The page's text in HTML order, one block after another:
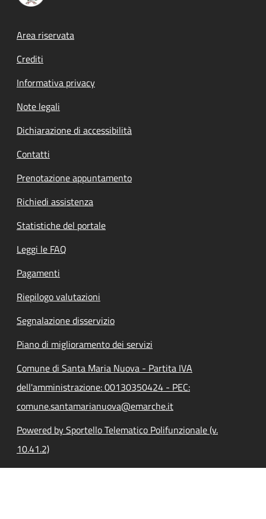
Footer menu
Area riservata
Crediti
Informativa privacy
Note legali
Dichiarazione di accessibilità
Contatti
Prenotazione appuntamento
Richiedi assistenza
Statistiche del portale
Leggi le FAQ
Pagamenti
Riepilogo valutazioni
Segnalazione disservizio
Piano di miglioramento dei servizi
Comune di Santa Maria Nuova - Partita IVA
dell'amministrazione: 00130350424 - PEC:
comune.santamarianuova@emarche.it
Powered by Sportello Telematico Polifunzionale (v.
10.41.2)